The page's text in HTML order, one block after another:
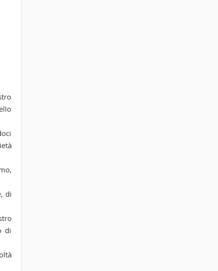
di
di